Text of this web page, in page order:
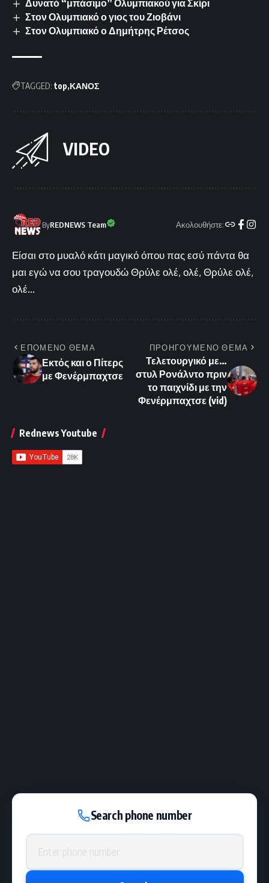
Δυνατό “μπάσιμο” Ολυμπιακού για Σκίρι
Στον Ολυμπιακό ο γιος του Ζιοβάνι
Στον Ολυμπιακό ο Δημήτρης Ρέτσος
TAGGED: top ΚΑΝΟΣ
VIDEO
ByREDNEWS Team Ακολουθήστε:
Είσαι στο μυαλό κάτι μαγικό όπου πας εσύ πάντα θα
μαι εγώ να σου τραγουδώ Θρύλε ολέ, ολέ, Θρύλε ολέ,
ολέ...
ΕΠΟΜΕΝΟ ΘΕΜΑ
Εκτός και ο Πίτερς
με Φενέρμπαχτσε
ΠΡΟΗΓΟΥΜΕΝΟ ΘΕΜΑ
Τελετουργικό με…
στυλ Ρονάλντο πριν
το παιχνίδι με την
Φενέρμπαχτσε (vid)
Rednews Youtube
Search phone number
Phone number